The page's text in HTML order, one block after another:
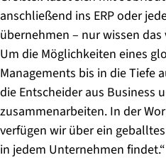
anschließend ins ERP oder
übernehmen – nur wissen
Um die Möglichkeiten eines
Managements bis in die Tiefe
die Entscheider aus Business
zusammenarbeiten. In der
verfügen wir über ein
in jedem Unternehmen findet.“